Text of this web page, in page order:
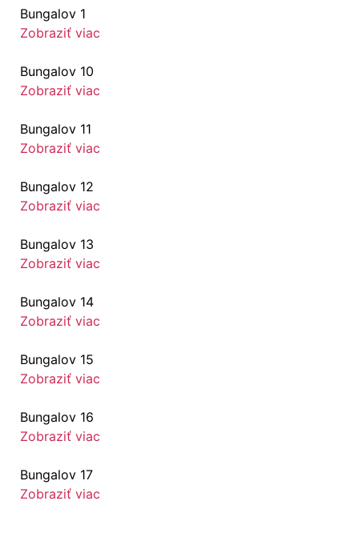
Bungalov 1
Zobraziť viac
Bungalov 10
Zobraziť viac
Bungalov 11
Zobraziť viac
Bungalov 12
Zobraziť viac
Bungalov 13
Zobraziť viac
Bungalov 14
Zobraziť viac
Bungalov 15
Zobraziť viac
Bungalov 16
Zobraziť viac
Bungalov 17
Zobraziť viac